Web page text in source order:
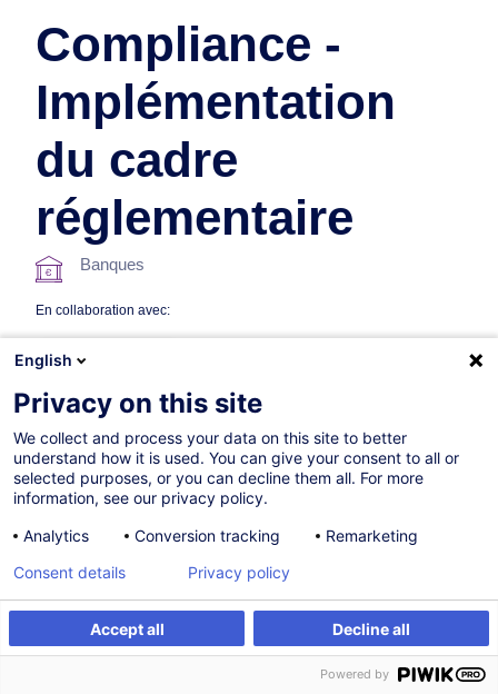
S'inscrire Formation sur mesure
Compliance -
Implémentation
du cadre
réglementaire
Banques
En collaboration avec:
05.10.2026 +1 date disponible
Formation présentielle
Cours du jour
English
Privacy on this site
We collect and process your data on this site to better
understand how it is used. You can give your consent to all or
selected purposes, or you can decline them all. For more
information, see our privacy policy.
Analytics
Conversion tracking Remarketing
Accept all Decline all
Consent details Privacy policy
Powered by